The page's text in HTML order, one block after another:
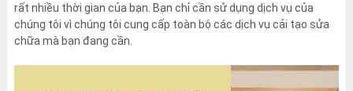
rất nhiều thời gian của bạn. Bạn chỉ cần sử dụng dịch vụ của
chúng tôi vì chúng tôi cung cấp toàn bộ các dịch vụ cải tạo sửa
chữa mà bạn đang cần.